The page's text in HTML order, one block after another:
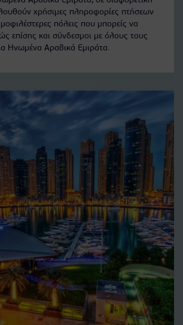
χρήσιμες πληροφορίες πτήσεων
πόλεις που μπορείς να
επίσης και σύνδεσμοι με όλους τους
Ηνωμένα Αραβικά Εμιράτα.